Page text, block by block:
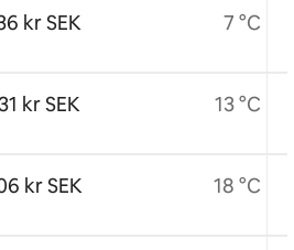
kr SEK
kr SEK
kr SEK
7 °C
13 °C
18 °C